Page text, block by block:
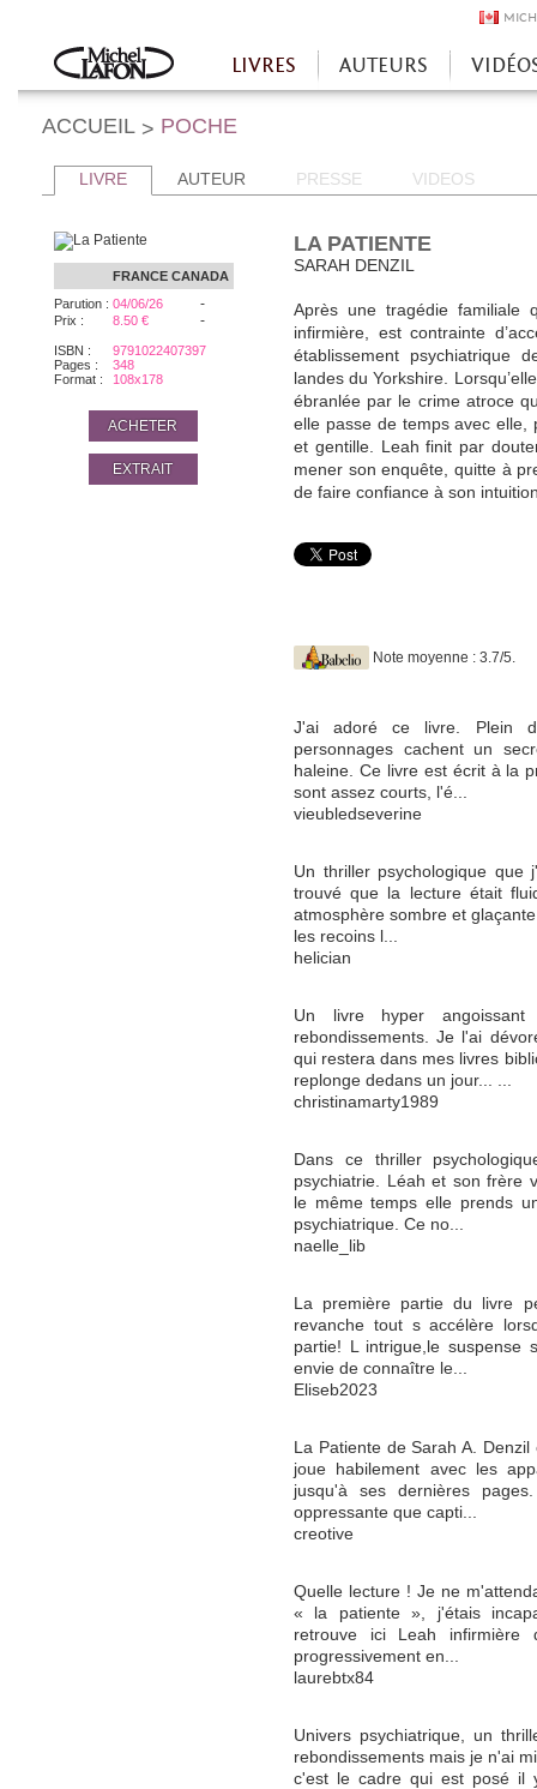
Accueil
LIVRES AUTEURS
ACCUEIL > POCHE
LIVRE AUTEUR PRESSE VIDEOS
FRANCE CANADA
Parution : 04/06/26 -
Prix : 8.50 € -
ISBN :
9791022407397
Pages :
348
Format :
108x178
ACHETER
EXTRAIT
LA PATIENTE
SARAH DENZIL
Après une tragédie familiale
infirmière, est contrainte
établissement psychiatrique
landes du Yorkshire.
ébranlée par le crime atroce
elle passe de temps avec elle,
et gentille. Leah finit par
mener son enquête, quitte à
de faire confiance à son
Note moyenne : 3.7/5.
J'ai adoré ce livre. Plein
personnages cachent un
haleine. Ce livre est écrit à la
sont assez courts, l'é...
vieubledseverine
Un thriller psychologique
trouvé que la lecture était
atmosphère sombre et
les recoins l...
helician
Un livre hyper
rebondissements. Je l'ai
qui restera dans mes livres
replonge dedans un jour... ...
christinamarty1989
Dans ce thriller
psychiatrie. Léah et son frère
le même temps elle prends
psychiatrique. Ce no...
naelle_lib
La première partie du livre
revanche tout s accélère
partie! L intrigue,le
envie de connaître le...
Eliseb2023
La Patiente de Sarah A.
joue habilement avec les
jusqu'à ses dernières
oppressante que capti...
creotive
Quelle lecture ! Je ne
« la patiente », j'étais
retrouve ici Leah infirmière
progressivement en...
laurebtx84
Univers psychiatrique, un
rebondissements mais je n'ai
c'est le cadre qui est posé il